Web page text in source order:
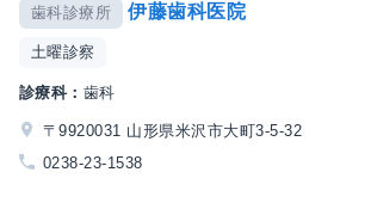
歯科診療所 伊藤歯科医院
土曜診察
診療科： 歯科
〒9920031 山形県米沢市大町3-5-32
0238-23-1538